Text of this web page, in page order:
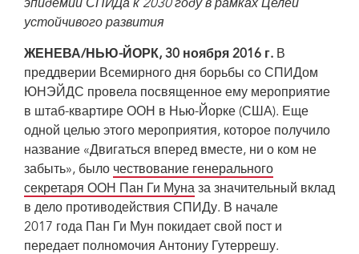
Nations Headquarters in New York, United States of America, to commemorate
эпидемии СПИДа к 2030 году в рамках Целей
устойчивого развития
ЖЕНЕВА/НЬЮ-ЙОРК, 30 ноября 2016 г. В
преддверии Всемирного дня борьбы со СПИДом
ЮНЭЙДС провела посвященное ему мероприятие
в штаб-квартире ООН в Нью-Йорке (США). Еще
одной целью этого мероприятия, которое получило
название «Двигаться вперед вместе, ни о ком не
забыть», было чествование генерального
секретаря ООН Пан Ги Муна за значительный вклад
в дело противодействия СПИДу. В начале
2017 года Пан Ги Мун покидает свой пост и
передает полномочия Антониу Гутеррешу.